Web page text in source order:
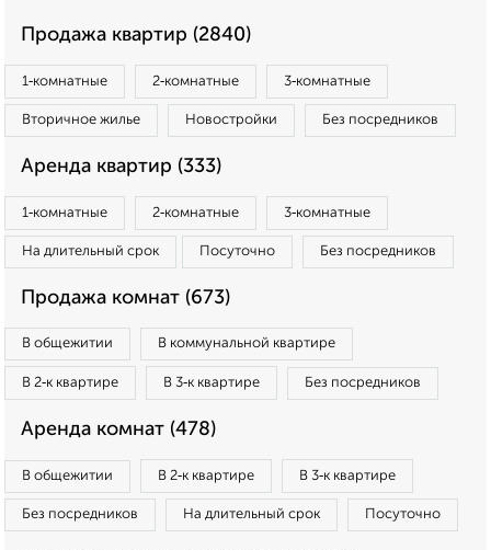
Продажа квартир (2840)
1‑комнатные 2‑комнатные 3‑комнатные
Вторичное жилье Новостройки Без посредников
Аренда квартир (333)
1‑комнатные 2‑комнатные 3‑комнатные
На длительный срок Посуточно Без посредников
Продажа комнат (673)
В общежитии В коммунальной квартире
В 2‑к квартире В 3‑к квартире Без посредников
Аренда комнат (478)
В общежитии В 2‑к квартире В 3‑к квартире
Без посредников На длительный срок Посуточно